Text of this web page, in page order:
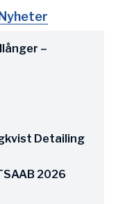
Nyheter
–
Detailing
2026